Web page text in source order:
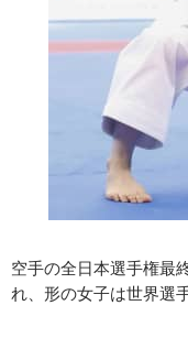
空手の全日本選手権最
れ、形の女子は世界選